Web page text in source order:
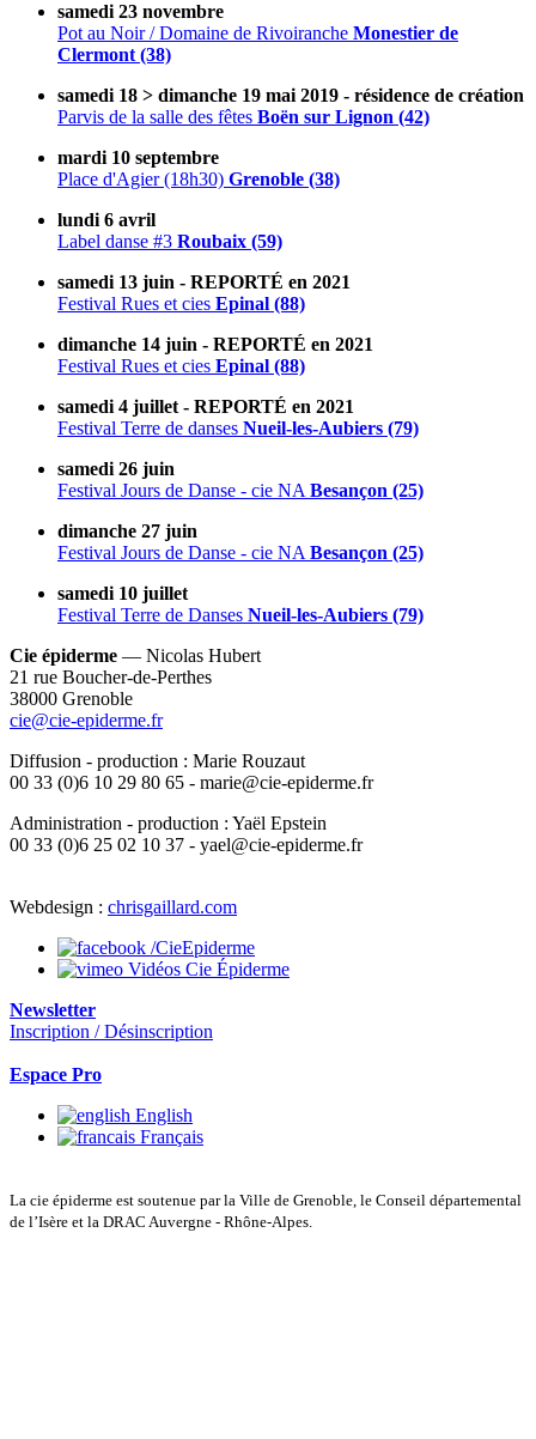
samedi 23 novembre
Pot au Noir / Domaine de Rivoiranche Monestier de
Clermont (38)
samedi 18 > dimanche 19 mai 2019 - résidence de création
Parvis de la salle des fêtes Boën sur Lignon (42)
mardi 10 septembre
Place d'Agier (18h30) Grenoble (38)
lundi 6 avril
Label danse #3 Roubaix (59)
samedi 13 juin - REPORTÉ en 2021
Festival Rues et cies Epinal (88)
dimanche 14 juin - REPORTÉ en 2021
Festival Rues et cies Epinal (88)
samedi 4 juillet - REPORTÉ en 2021
Festival Terre de danses Nueil-les-Aubiers (79)
samedi 26 juin
Festival Jours de Danse - cie NA Besançon (25)
dimanche 27 juin
Festival Jours de Danse - cie NA Besançon (25)
samedi 10 juillet
Festival Terre de Danses Nueil-les-Aubiers (79)
Cie épiderme — Nicolas Hubert
21 rue Boucher-de-Perthes
38000 Grenoble
cie@cie-epiderme.fr
Diffusion - production : Marie Rouzaut
00 33 (0)6 10 29 80 65 - marie@cie-epiderme.fr
Administration - production : Yaël Epstein
00 33 (0)6 25 02 10 37 - yael@cie-epiderme.fr
Webdesign : chrisgaillard.com
/CieEpiderme
Vidéos Cie Épiderme
Newsletter
Inscription / Désinscription
Espace Pro
English
Français
La cie épiderme est soutenue par la Ville de Grenoble, le Conseil départemental
de l’Isère et la DRAC Auvergne - Rhône-Alpes.